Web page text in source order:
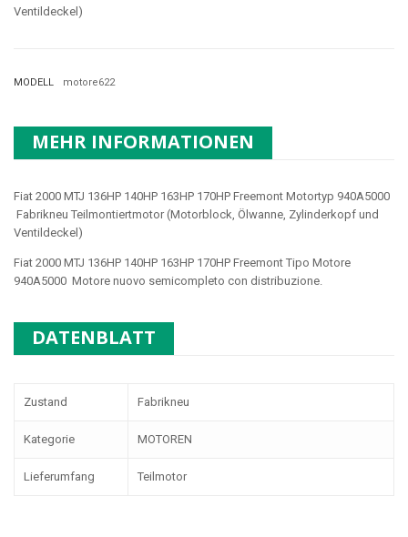
Ventildeckel)
MODELL motore622
MEHR INFORMATIONEN
Fiat 2000 MTJ 136HP 140HP 163HP 170HP Freemont Motortyp 940A5000
Fabrikneu Teilmontiertmotor (Motorblock, Ölwanne, Zylinderkopf und
Ventildeckel)
Fiat 2000 MTJ 136HP 140HP 163HP 170HP Freemont Tipo Motore
940A5000 Motore nuovo semicompleto con distribuzione.
DATENBLATT
Zustand Fabrikneu
Kategorie MOTOREN
Lieferumfang Teilmotor